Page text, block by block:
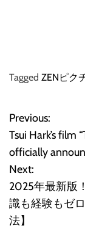
Tagged ZENピク
投
稿
ナ
ビ
ゲ
Previous:
Tsui Hark’s film
officially
Next:
2025年最新版
識も経験もゼ
法】